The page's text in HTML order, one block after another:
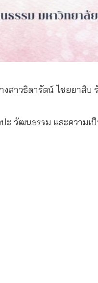
สาวธิดารัตน์ ไชยยาสื
ะ วัฒนธรรม และความ